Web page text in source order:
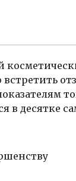
в десятке